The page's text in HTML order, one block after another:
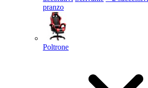
pranzo
Poltrone